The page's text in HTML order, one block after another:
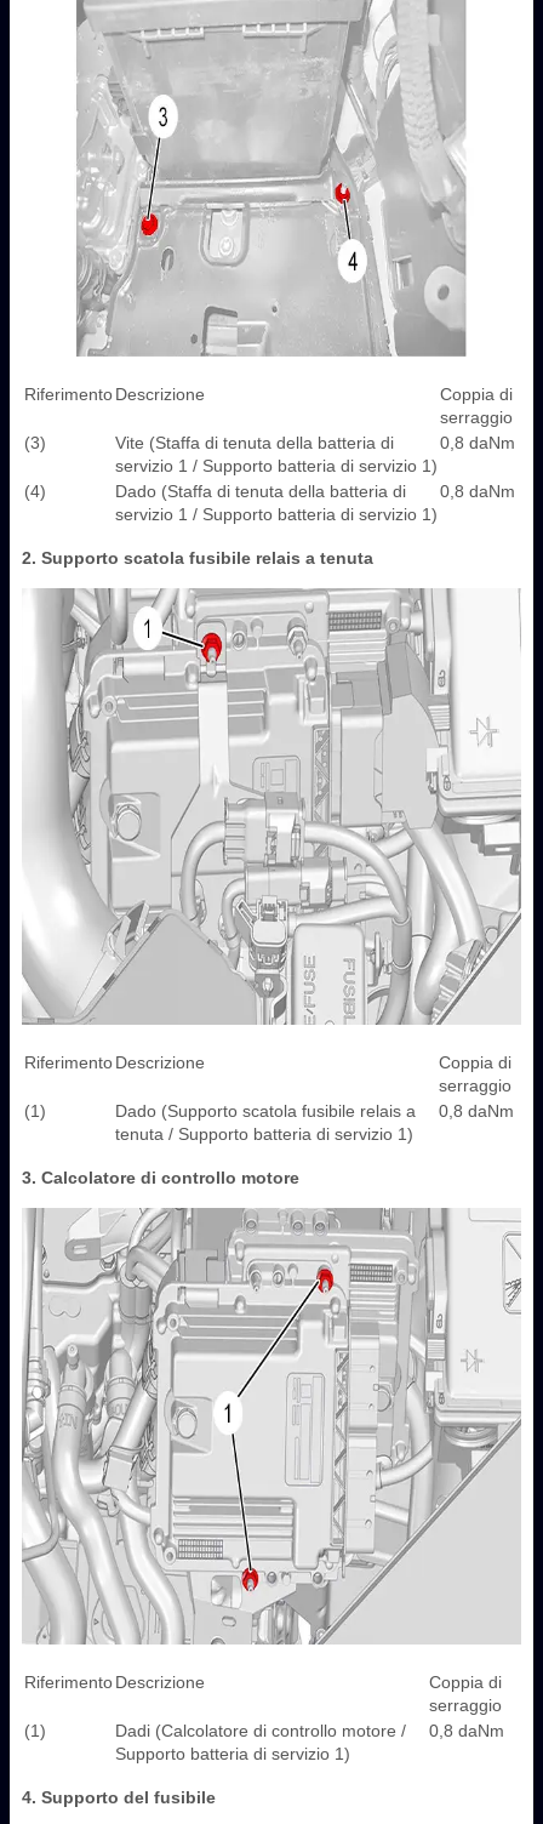
RiferimentoDescrizione
Coppia di
serraggio
(3)
Vite (Staffa di tenuta della batteria di
servizio 1 / Supporto batteria di servizio 1)
0,8 daNm
(4)
Dado (Staffa di tenuta della batteria di
servizio 1 / Supporto batteria di servizio 1)
0,8 daNm
2. Supporto scatola fusibile relais a tenuta
RiferimentoDescrizione
Coppia di
serraggio
(1)
Dado (Supporto scatola fusibile relais a
tenuta / Supporto batteria di servizio 1)
0,8 daNm
3. Calcolatore di controllo motore
RiferimentoDescrizione
Coppia di
serraggio
(1)
Dadi (Calcolatore di controllo motore /
Supporto batteria di servizio 1)
0,8 daNm
4. Supporto del fusibile